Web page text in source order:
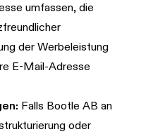
umfassen, die
der Werbeleistung
E-Mail-Adresse
Falls Bootle AB an
oder